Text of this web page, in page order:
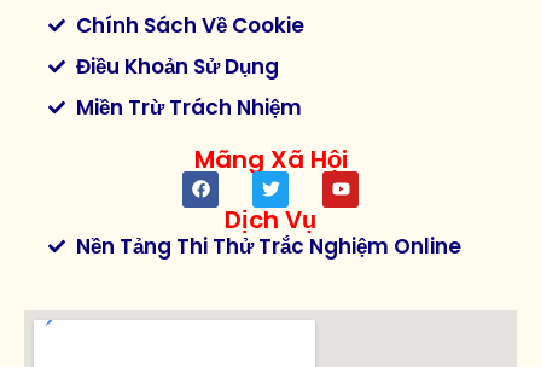
Chính Sách Về Cookie
Điều Khoản Sử Dụng
Miền Trừ Trách Nhiệm
Mãng Xã Hội
Dịch Vụ
Nền Tảng Thi Thử Trắc Nghiệm Online